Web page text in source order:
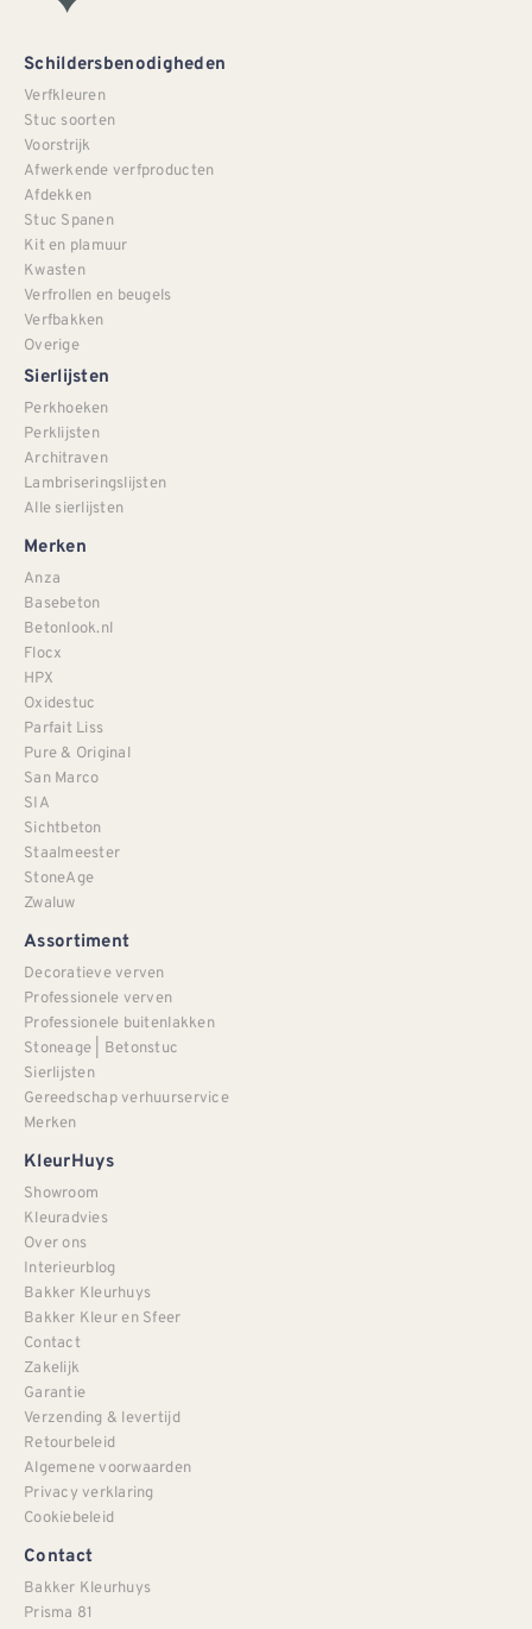
Schildersbenodigheden
Verfkleuren
Stuc soorten
Voorstrijk
Afwerkende verfproducten
Afdekken
Stuc Spanen
Kit en plamuur
Kwasten
Verfrollen en beugels
Verfbakken
Overige
Sierlijsten
Perkhoeken
Perklijsten
Architraven
Lambriseringslijsten
Alle sierlijsten
Merken
Anza
Basebeton
Betonlook.nl
Flocx
HPX
Oxidestuc
Parfait Liss
Pure & Original
San Marco
SIA
Sichtbeton
Staalmeester
StoneAge
Zwaluw
Assortiment
Decoratieve verven
Professionele verven
Professionele buitenlakken
Stoneage | Betonstuc
Sierlijsten
Gereedschap verhuurservice
Merken
KleurHuys
Showroom
Kleuradvies
Over ons
Interieurblog
Bakker Kleurhuys
Bakker Kleur en Sfeer
Contact
Zakelijk
Garantie
Verzending & levertijd
Retourbeleid
Algemene voorwaarden
Privacy verklaring
Cookiebeleid
Contact
Bakker Kleurhuys
Prisma 81